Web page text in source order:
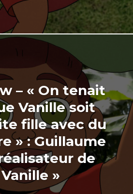
– « On tenait
Vanille soit
fille avec du
» : Guillaume
de
»